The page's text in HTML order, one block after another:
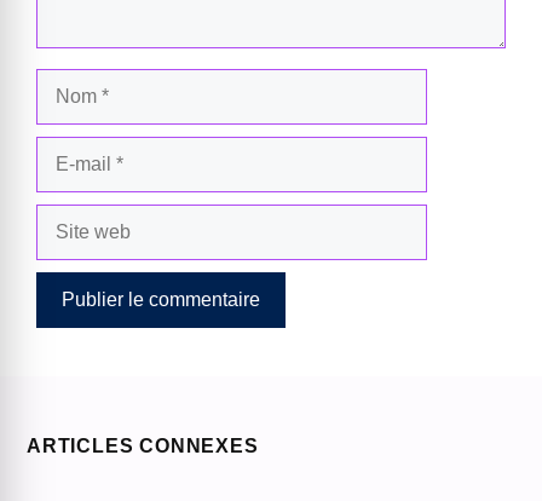
ARTICLES CONNEXES